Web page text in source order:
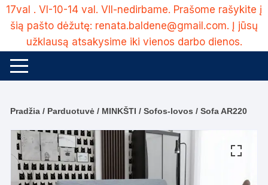
17val . VI-10-14 val. VII-nedirbame. Prašome rašykite į
šią pašto dėžutę: renata.baldene@gmail.com. Į jūsų
užklausą atsakysime iki vienos darbo dienos.
Pradžia / Parduotuvė / MINKŠTI /Sofos-lovos / Sofa AR220